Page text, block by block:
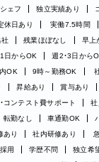
ェフ 独立実績あり
休日あり 実働7.5時間
社 残業ほぼなし 早上
日からOK
週2・3日から
OK 9時～勤務OK
昇給あり 賞与あり
コンテスト費サポート
社
転勤なし 車通勤OK
あり 社内研修あり
用 学歴不問
独立希